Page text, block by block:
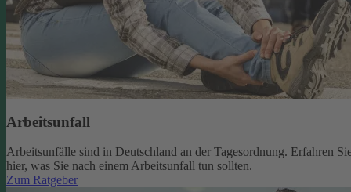
Arbeitsunfall
Arbeitsunfälle sind in Deutschland an der Tagesordnung. Erfahren
hier, was Sie nach einem Arbeitsunfall tun sollten.
Zum Ratgeber